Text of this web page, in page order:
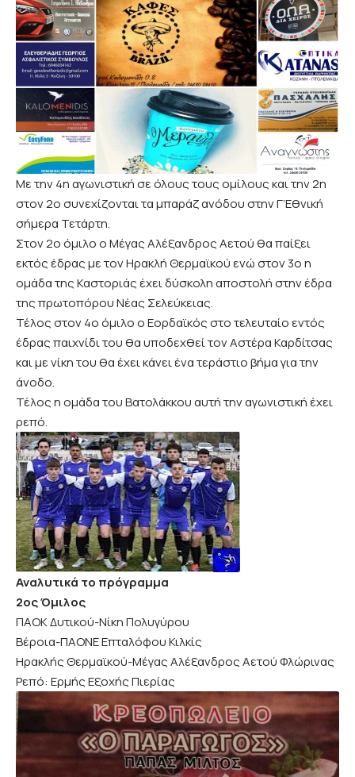
Με την 4η αγωνιστική σε όλους τους ομίλους και την 2η
στον 2ο συνεχίζονται τα μπαράζ ανόδου στην Γ’Εθνική
σήμερα Τετάρτη.
Στον 2ο όμιλο ο Μέγας Αλέξανδρος Αετού θα παίξει
εκτός έδρας με τον Ηρακλή Θερμαϊκού ενώ στον 3ο η
ομάδα της Καστοριάς έχει δύσκολη αποστολή στην έδρα
της πρωτοπόρου Νέας Σελεύκειας.
Τέλος στον 4ο όμιλο ο Εορδαϊκός στο τελευταίο εντός
έδρας παιχνίδι του θα υποδεχθεί τον Αστέρα Καρδίτσας
και με νίκη του θα έχει κάνει ένα τεράστιο βήμα για την
άνοδο.
Τέλος η ομάδα του Βατολάκκου αυτή την αγωνιστική έχει
ρεπό.
Αναλυτικά το πρόγραμμα
2ος Όμιλος
ΠΑΟΚ Δυτικού-Νίκη Πολυγύρου
Βέροια-ΠΑΟΝΕ Επταλόφου Κιλκίς
Ηρακλής Θερμαϊκού-Μέγας Αλέξανδρος Αετού Φλώρινας
Ρεπό: Ερμής Εξοχής Πιερίας